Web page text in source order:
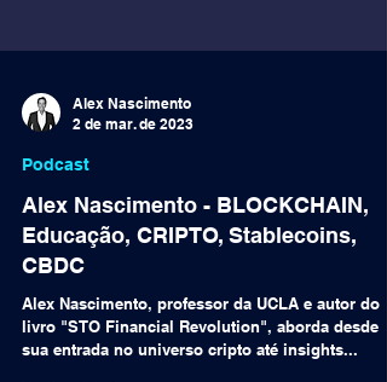
Alex Nascimento
Podcast
Alex Nascimento - BLOCKCHAIN,
Educação, CRIPTO, Stablecoins,
CBDC